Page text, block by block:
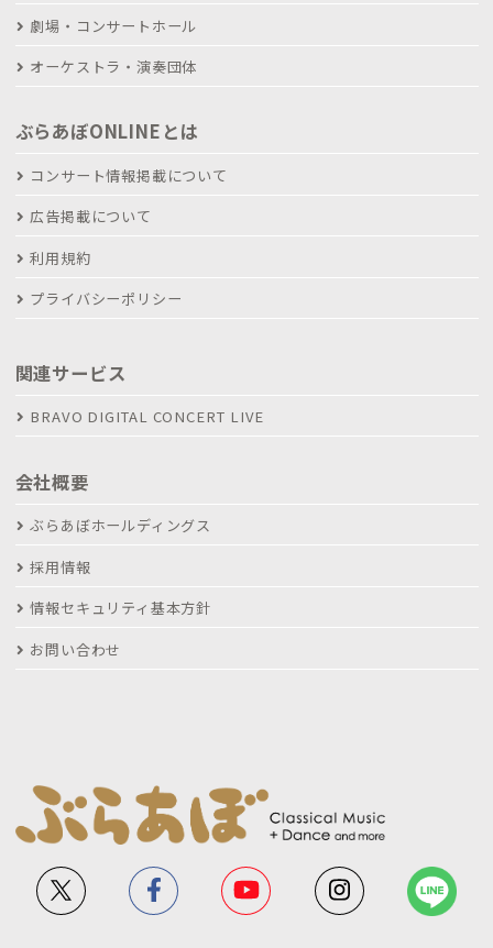
劇場・コンサートホール
オーケストラ・演奏団体
ぶらあぼONLINEとは
コンサート情報掲載について
広告掲載について
利用規約
プライバシーポリシー
関連サービス
BRAVO DIGITAL CONCERT LIVE
会社概要
ぶらあぼホールディングス
採用情報
情報セキュリティ基本方針
お問い合わせ